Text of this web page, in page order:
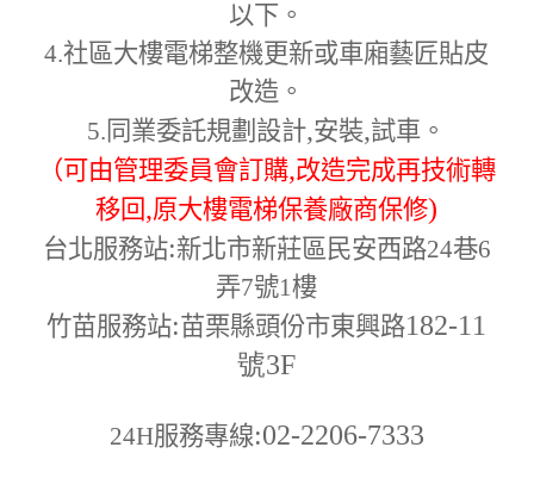
以下。
4.社區大樓電梯整機更新或車廂藝匠貼皮
改造。
5. 同業委託規劃設計,安裝,試車。
（可由管理委員會訂購,改造完成再技術轉
移回,原大樓電梯保養廠商保修)
台北服務站:新北市新莊區民安西路24巷6
弄7號1樓
竹苗服務站:苗栗縣頭份市東興路182-11
號3F
24H服務專線:02-2206-7333